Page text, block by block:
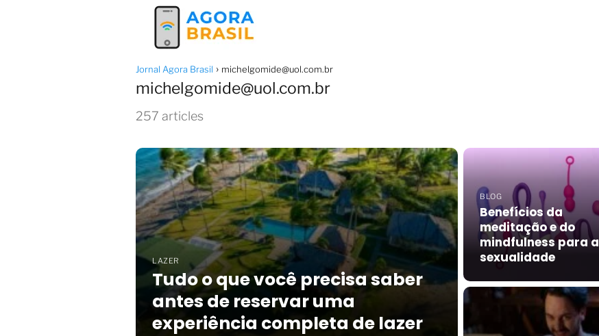
Jornal Agora Brasil michelgomide@uol.com.br
michelgomide@uol.com.br
257 articles
LAZER
Tudo o que você precisa saber
antes de reservar uma
experiência completa de lazer
BLOG
Benefícios da
meditação e do
mindfulness para a
sexualidade